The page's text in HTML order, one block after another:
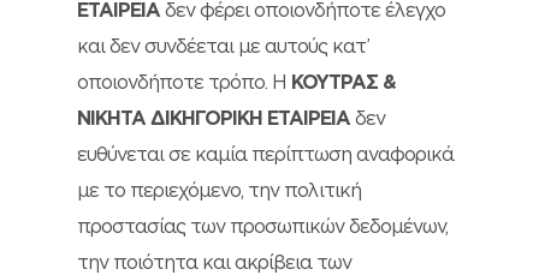
ΕΤΑΙΡΕΙΑ δεν φέρει οποιονδήποτε έλεγχο
και δεν συνδέεται με αυτούς κατ’
οποιονδήποτε τρόπο. Η ΚΟΥΤΡΑΣ &
ΝΙΚΗΤΑ ΔΙΚΗΓΟΡΙΚΗ ΕΤΑΙΡΕΙΑ δεν
ευθύνεται σε καμία περίπτωση αναφορικά
με το περιεχόμενο, την πολιτική
προστασίας των προσωπικών δεδομένων,
την ποιότητα και ακρίβεια των